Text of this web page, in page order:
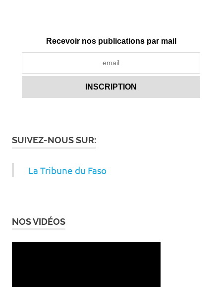
Recevoir nos publications par mail
SUIVEZ-NOUS SUR:
La Tribune du Faso
NOS VIDÉOS